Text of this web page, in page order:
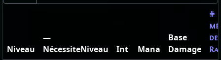
Niveau
—
NécessiteNiveau
Int Mana
Base
Damage
#
de